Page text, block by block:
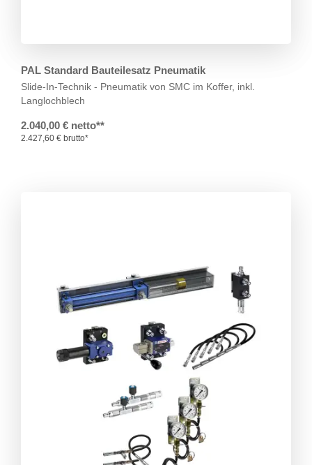
PAL Standard Bauteilesatz Pneumatik
Slide-In-Technik - Pneumatik von SMC im Koffer, inkl.
Langlochblech
2.040,00 € netto**
2.427,60 € brutto*